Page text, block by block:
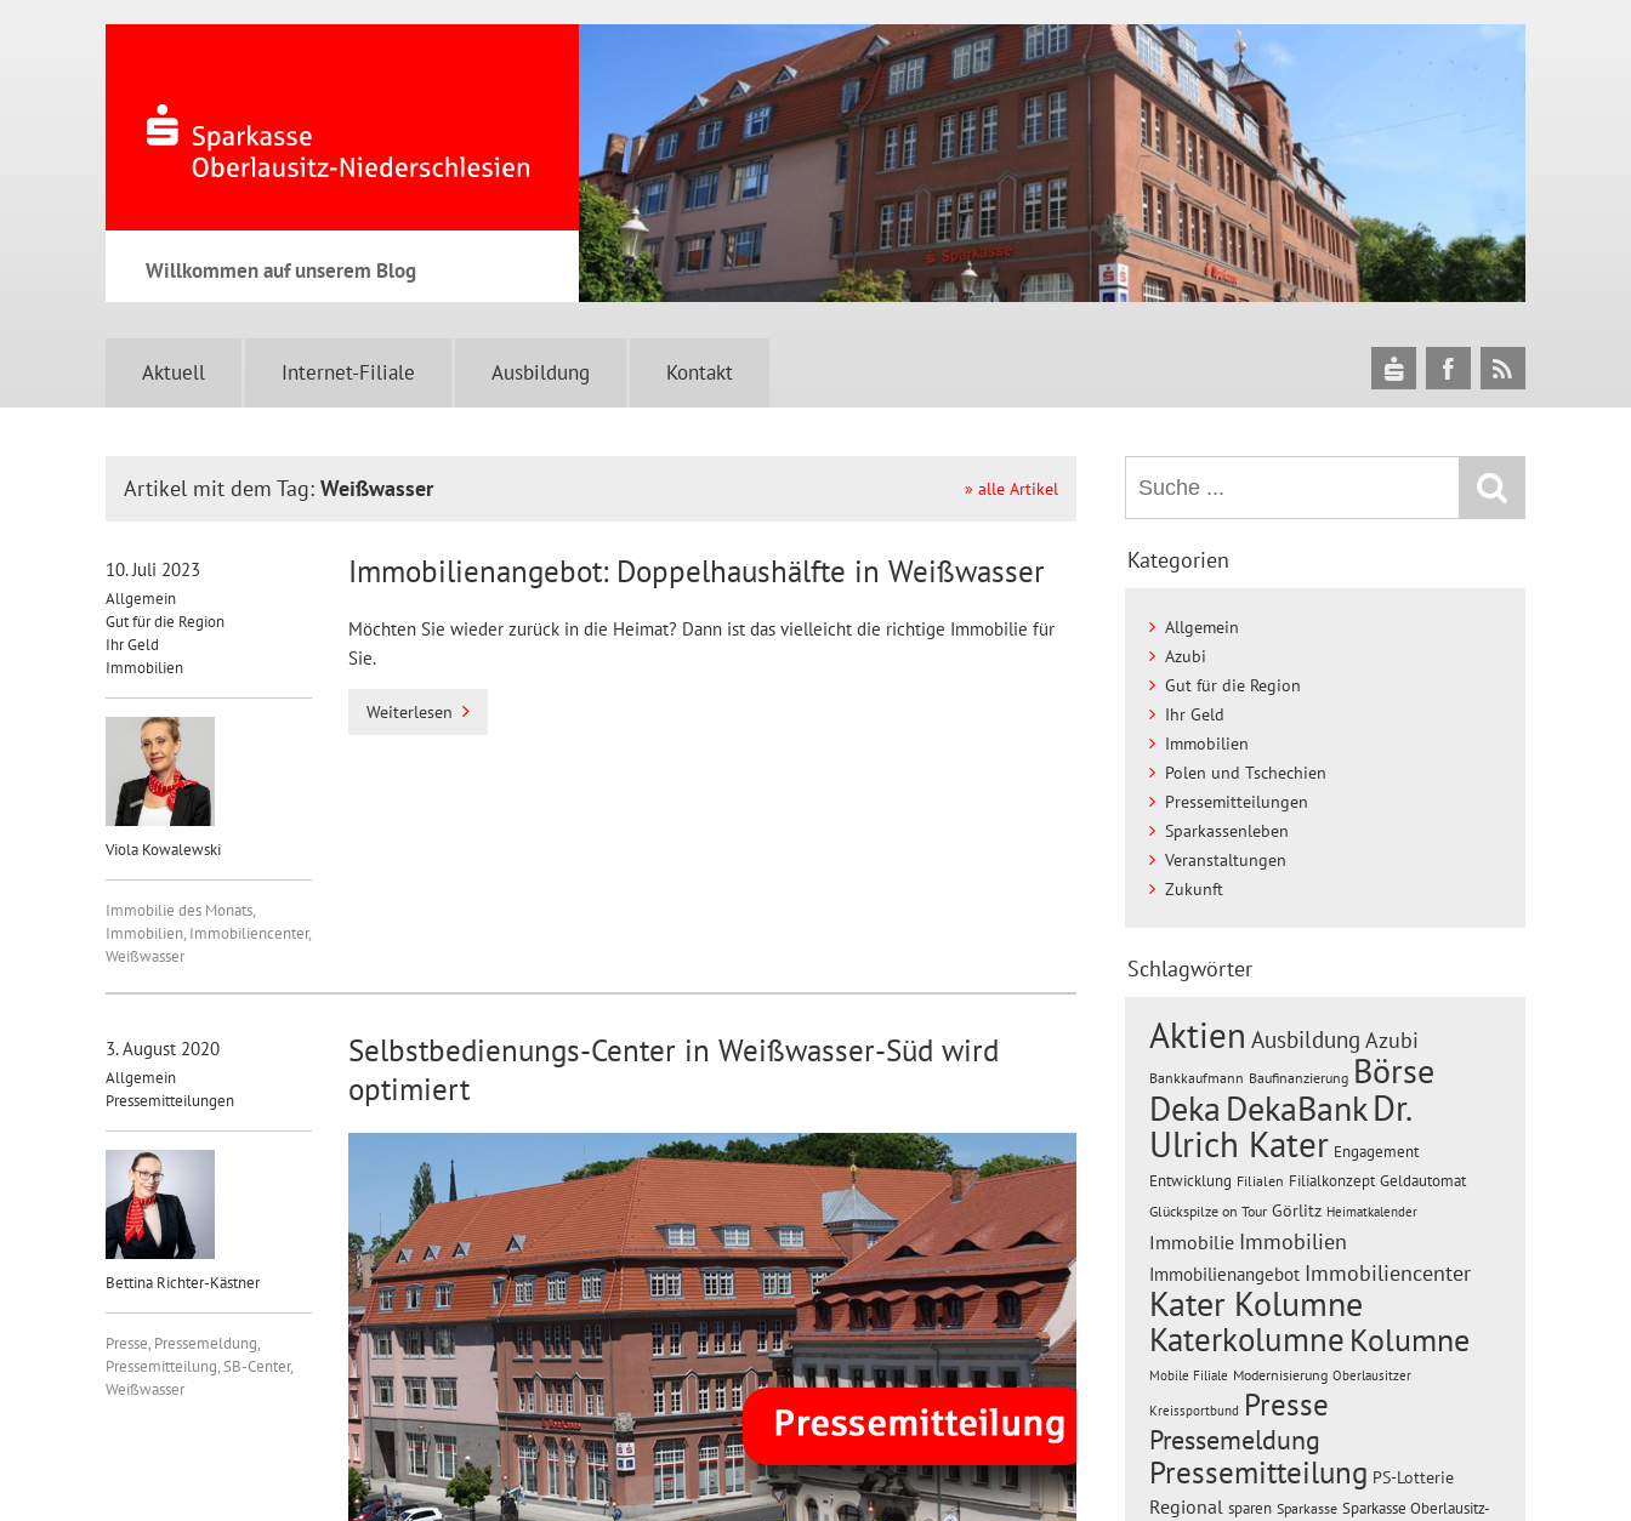
Willkommen auf unserem Blog
Aktuell Internet-Filiale Ausbildung Kontakt
Artikel mit dem Tag: Weißwasser » alle Artikel
10. Juli 2023
Allgemein
Gut für die Region
Ihr Geld
Immobilien
Viola Kowalewski
Immobilie des Monats,
Immobilien, Immobiliencenter,
Weißwasser
Immobilienangebot: Doppelhaushälfte in Weißwasser
Möchten Sie wieder zurück in die Heimat? Dann ist das vielleicht die richtige Immobilie für
Sie.
Weiterlesen
3. August 2020
Allgemein
Pressemitteilungen
Bettina Richter-Kästner
Presse, Pressemeldung,
Pressemitteilung,SB-Center,
Weißwasser
Selbstbedienungs-Center in Weißwasser-Süd wird
optimiert
Kategorien
Allgemein
Azubi
Gut für die Region
Ihr Geld
Immobilien
Polen und Tschechien
Pressemitteilungen
Sparkassenleben
Veranstaltungen
Zukunft
Schlagwörter
Aktien Ausbildung Azubi
Bankkaufmann Baufinanzierung Börse
Deka DekaBankDr.
Ulrich Kater Engagement
Entwicklung Filialen Filialkonzept Geldautomat
Glückspilze on Tour Görlitz Heimatkalender
Immobilie Immobilien
Immobilienangebot Immobiliencenter
Kater Kolumne
Katerkolumne Kolumne
Mobile Filiale Modernisierung Oberlausitzer
Kreissportbund Presse
Pressemeldung
Pressemitteilung PS-Lotterie
Regional sparen Sparkasse Sparkasse Oberlausitz-